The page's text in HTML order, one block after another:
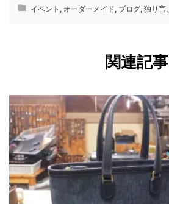
イベント オーダーメイド ブログ 独り言
関連記事